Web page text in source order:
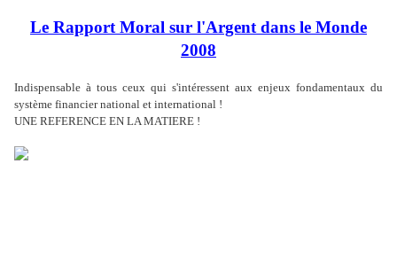
Le Rapport Moral sur l'Argent dans le Monde
2008
Indispensable à tous ceux qui s'intéressent aux enjeux fondamentaux du
système financier national et international !
UNE REFERENCE EN LA MATIERE !